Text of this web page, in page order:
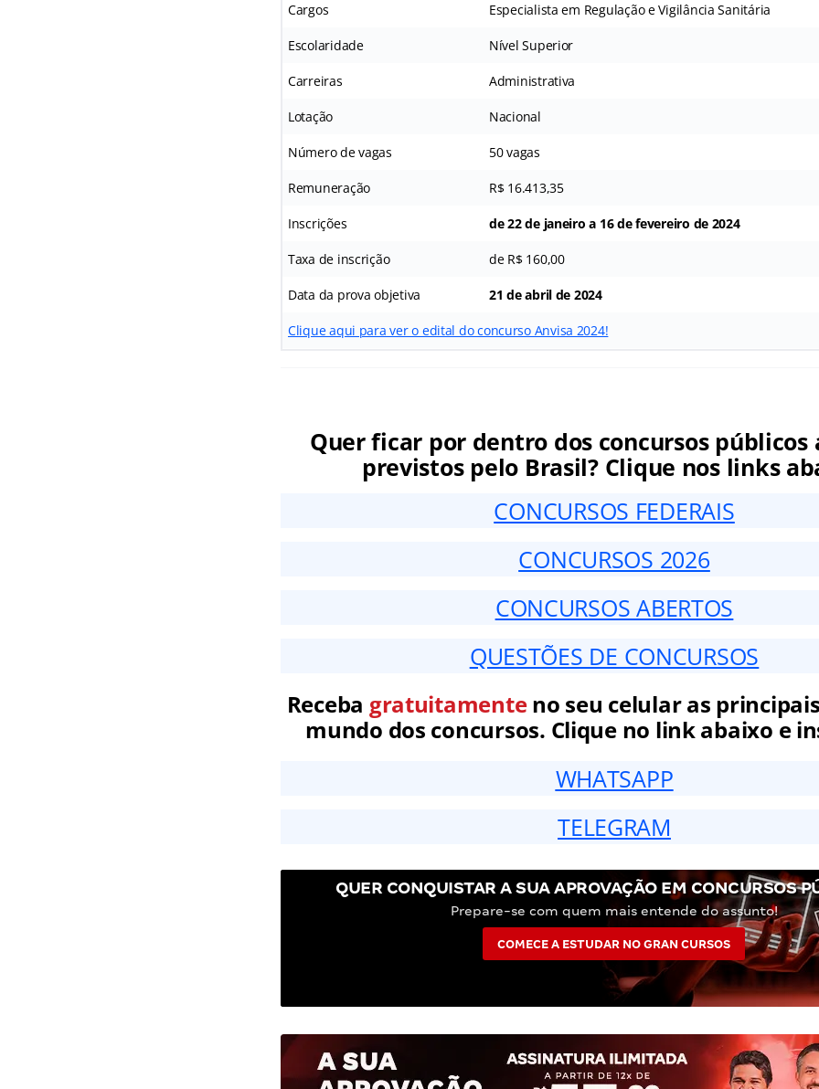
Cargos Especialista em Regulação e Vigilância Sanitária
Escolaridade Nível Superior
Carreiras Administrativa
Lotação Nacional
Número de vagas 50 vagas
Remuneração R$ 16.413,35
Inscrições de 22 de janeiro a 16 de fevereiro de 2024
Taxa de inscrição de R$ 160,00
Data da prova objetiva 21 de abril de 2024
Clique aqui para ver o edital do concurso Anvisa 2024!
Quer ficar por dentro dos concursos públicos
previstos pelo Brasil? Clique nos links
CONCURSOS FEDERAIS
CONCURSOS 2026
CONCURSOS ABERTOS
QUESTÕES DE CONCURSOS
Receba gratuitamenteno seu celular as
mundo dos concursos. Clique no link abaixo e
WHATSAPP
TELEGRAM
QUER CONQUISTAR A SUA APROVAÇÃO EM CONCURSOS
Prepare-se com quem mais entende do assunto!
COMECE A ESTUDAR NO GRAN CURSOS